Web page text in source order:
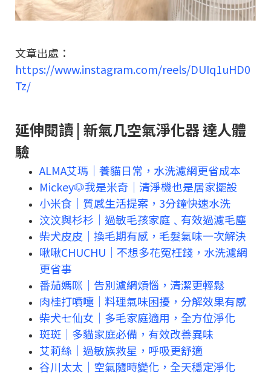
文章出處：
https://www.instagram.com/reels/DUIq1uHD0
Tz/
延伸閱讀 | 新氣几空氣淨化器 達人體
驗
ALMA艾瑪｜養貓日常，水洗濾網更省成本
Mickey🐶我是米奇｜清淨機也是居家擺設
小米食｜質感生活提案，3分鐘快速水洗
汶汶與杉杉｜過敏毛孩家庭﹑有效過濾毛塵
柴犬皮皮｜換毛期有感，毛髮氣味一次解決
啾啾CHUCHU｜不想多花冤枉錢，水洗濾網
更省事
番茄媽咪｜告別濾網煩惱，清潔更輕鬆
肉桂打噴嚏｜料理氣味困擾，分解效果有感
柴犬七仙女｜多毛家庭適用，全方位淨化
斑斑｜多貓家庭必備，有效改善異味
艾莉絲｜過敏族救星，呼吸更舒適
谷川太太｜空氣隨時變化，全天穩定淨化